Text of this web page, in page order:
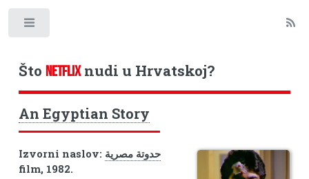
Što NETFLIXnudi u Hrvatskoj?
An Egyptian Story
Izvorni naslov: حدوتة مصرية
film, 1982.